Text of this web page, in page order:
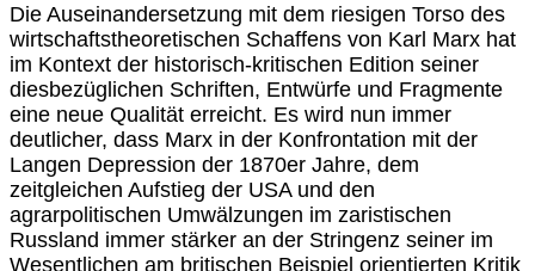
Die Auseinandersetzung mit dem riesigen Torso des
wirtschaftstheoretischen Schaffens von Karl Marx hat
im Kontext der historisch-kritischen Edition seiner
diesbezüglichen Schriften, Entwürfe und Fragmente
eine neue Qualität erreicht. Es wird nun immer
deutlicher, dass Marx in der Konfrontation mit der
Langen Depression der 1870er Jahre, dem
zeitgleichen Aufstieg der USA und den
agrarpolitischen Umwälzungen im zaristischen
Russland immer stärker an der Stringenz seiner im
Wesentlichen am britischen Beispiel orientierten Kritik